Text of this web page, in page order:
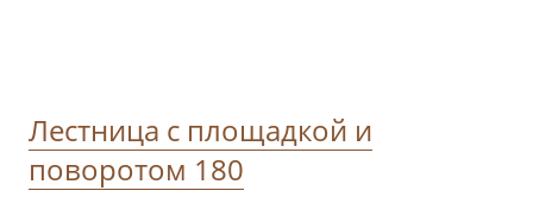
Лестница с площадкой и
поворотом 180